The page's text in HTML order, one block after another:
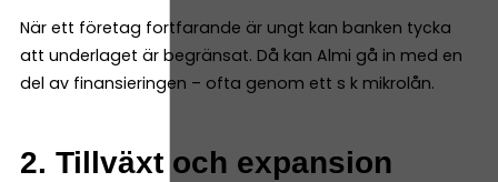
När ett företag fortfarande är ungt kan banken tycka
att underlaget är begränsat. Då kan Almi gå in med en
del av finansieringen – ofta genom ett s k mikrolån.
2. Tillväxt och expansion